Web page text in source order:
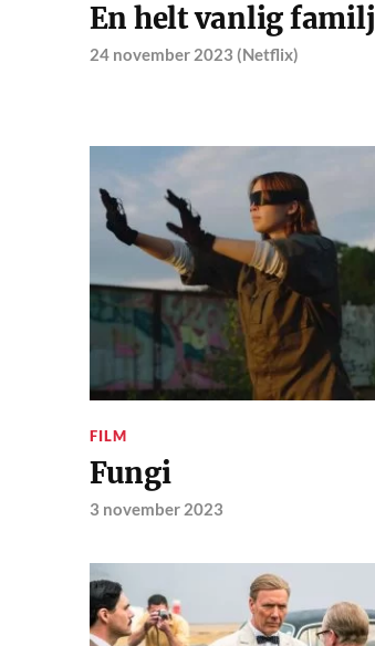
En helt vanlig familj
24 november 2023 (Netflix)
FILM
Fungi
3 november 2023